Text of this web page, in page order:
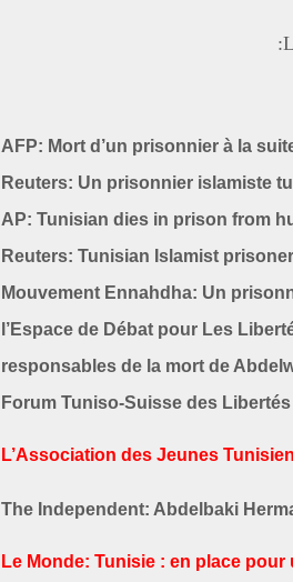
AFP: Mort d’un prisonnier à la
Reuters: Un prisonnier islamiste
AP: Tunisian dies in prison from
Reuters: Tunisian Islamist
Mouvement Ennahdha: Un
l’Espace de Débat pour Les
responsables de la mort de
Forum Tuniso-Suisse des
L’Association des Jeunes
The Independent: Abdelbaki
Le Monde: Tunisie : en place